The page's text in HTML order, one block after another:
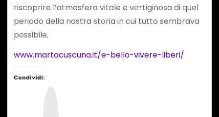
riscoprire l’atmosfera vitale e vertiginosa di quel
periodo della nostra storia in cui tutto sembrava
possibile.
www.martacuscuna.it/e-bello-vivere-liberi/
Condividi: